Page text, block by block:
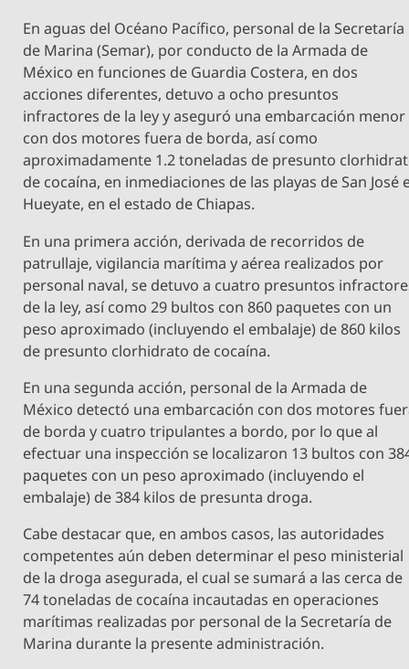
En aguas del Océano Pacífico, personal de la Secretaría
de Marina (Semar), por conducto de la Armada de
México en funciones de Guardia Costera, en dos
acciones diferentes, detuvo a ocho presuntos
infractores de la ley y aseguró una embarcación menor
con dos motores fuera de borda, así como
aproximadamente 1.2 toneladas de presunto
de cocaína, en inmediaciones de las playas de San José
Hueyate, en el estado de Chiapas.
En una primera acción, derivada de recorridos de
patrullaje, vigilancia marítima y aérea realizados por
personal naval, se detuvo a cuatro presuntos
de la ley, así como 29 bultos con 860 paquetes con un
peso aproximado (incluyendo el embalaje) de 860 kilos
de presunto clorhidrato de cocaína.
En una segunda acción, personal de la Armada de
México detectó una embarcación con dos motores
de borda y cuatro tripulantes a bordo, por lo que al
efectuar una inspección se localizaron 13 bultos con
paquetes con un peso aproximado (incluyendo el
embalaje) de 384 kilos de presunta droga.
Cabe destacar que, en ambos casos, las autoridades
competentes aún deben determinar el peso ministerial
de la droga asegurada, el cual se sumará a las cerca de
74 toneladas de cocaína incautadas en operaciones
marítimas realizadas por personal de la Secretaría de
Marina durante la presente administración.